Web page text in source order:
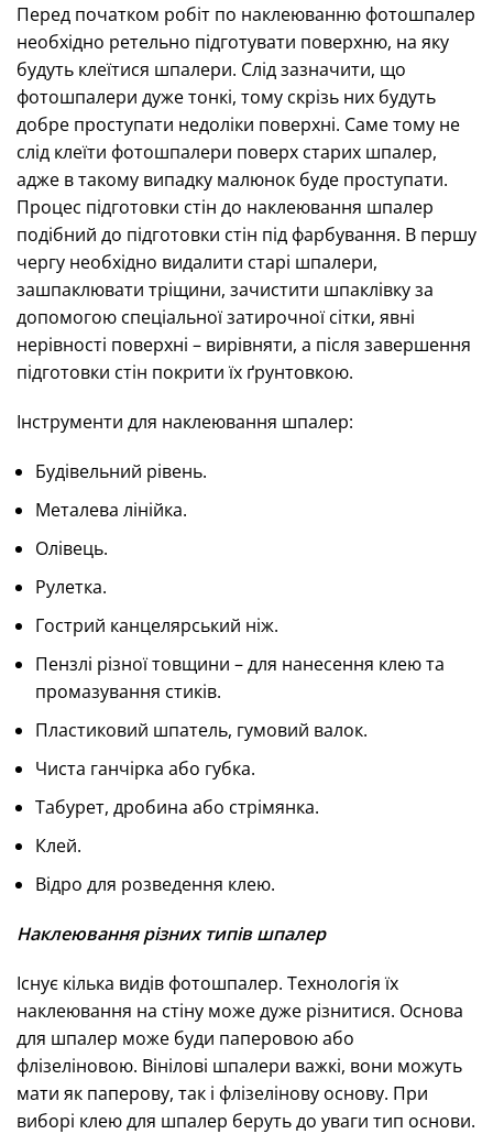
Перед початком робіт по наклеюванню фотошпалер
необхідно ретельно підготувати поверхню, на яку
будуть клеїтися шпалери. Слід зазначити, що
фотошпалери дуже тонкі, тому скрізь них будуть
добре проступати недоліки поверхні. Саме тому не
слід клеїти фотошпалери поверх старих шпалер,
адже в такому випадку малюнок буде проступати.
Процес підготовки стін до наклеювання шпалер
подібний до підготовки стін під фарбування. В першу
чергу необхідно видалити старі шпалери,
зашпаклювати тріщини, зачистити шпаклівку за
допомогою спеціальної затирочної сітки, явні
нерівності поверхні – вирівняти, а після завершення
підготовки стін покрити їх ґрунтовкою.
Інструменти для наклеювання шпалер:
Будівельний рівень.
Металева лінійка.
Олівець.
Рулетка.
Гострий канцелярський ніж.
Пензлі різної товщини – для нанесення клею та
промазування стиків.
Пластиковий шпатель, гумовий валок.
Чиста ганчірка або губка.
Табурет, дробина або стрімянка.
Клей.
Відро для розведення клею.
Наклеювання різних типів шпалер
Існує кілька видів фотошпалер. Технологія їх
наклеювання на стіну може дуже різнитися. Основа
для шпалер може буди паперовою або
флізеліновою. Вінілові шпалери важкі, вони можуть
мати як паперову, так і флізелінову основу. При
виборі клею для шпалер беруть до уваги тип основи.